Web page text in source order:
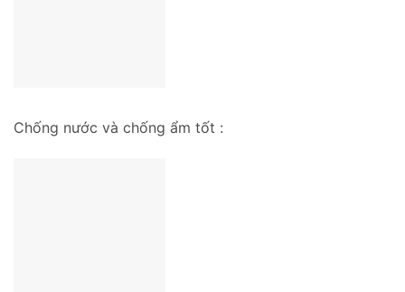
Chống nước và chống ẩm tốt :